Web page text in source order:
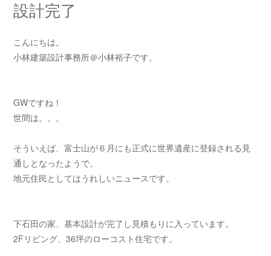
設計完了
こんにちは。
小林建築設計事務所＠小林裕子です。
GWですね！
世間は。。。
そういえば、富士山が６月にも正式に世界遺産に登録される見
通しとなったようで。
地元住民としてはうれしいニュースです。
下石田の家、基本設計が完了し見積もりに入っています。
2Fリビング、36坪のローコスト住宅です。